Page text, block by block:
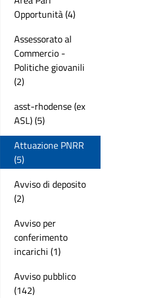
Opportunità (4)
Assessorato al
Commercio -
Politiche giovanili
(2)
asst-rhodense (ex
ASL) (5)
Attuazione PNRR
(5)
Avviso di deposito
(2)
Avviso per
conferimento
incarichi (1)
Avviso pubblico
(142)